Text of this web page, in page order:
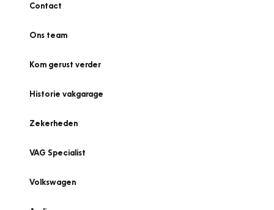
Contact
Ons team
Kom gerust verder
Historie vakgarage
Zekerheden
VAG Specialist
Volkswagen